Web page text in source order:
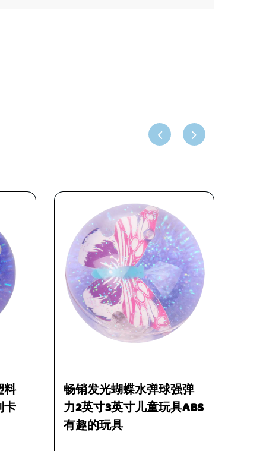
光蝴蝶水弹球强弹
寸3英寸儿童玩具ABS
新款高品质坐立不
注水弹力球彩色弹